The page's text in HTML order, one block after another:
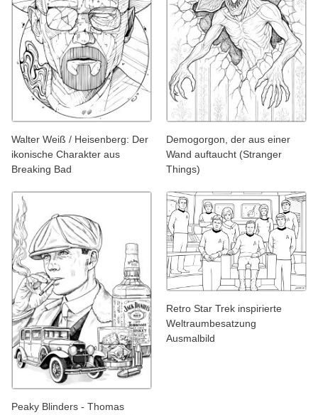
Walter Weiß / Heisenberg: Der
ikonische Charakter aus
Breaking Bad
Demogorgon, der aus einer
Wand auftaucht (Stranger
Things)
Peaky Blinders - Thomas
Retro Star Trek inspirierte
Weltraumbesatzung
Ausmalbild